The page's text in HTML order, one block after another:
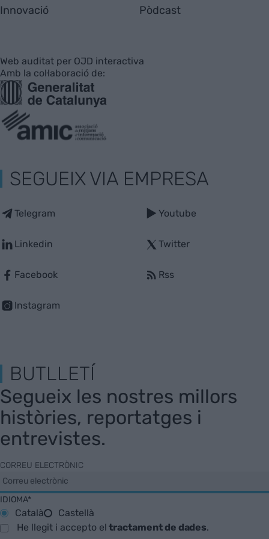
Innovació Pòdcast
Web auditat per OJD interactiva
Amb la col·laboració de:
SEGUEIX VIA EMPRESA
Telegram
Linkedin
Facebook
Instagram
Youtube
Twitter
Rss
BUTLLETÍ
Segueix les nostres millors
històries, reportatges i
entrevistes.
CORREU ELECTRÒNIC
IDIOMA*
Català
Castellà
He llegit i accepto eltractament de dades.